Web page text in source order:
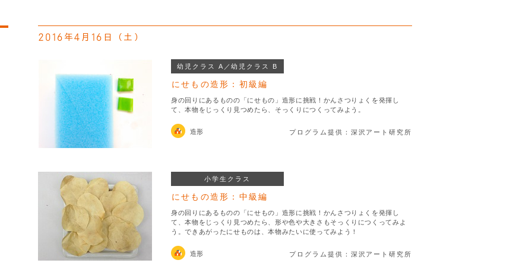
2016年4月16日（土）
にせもの造形：初級編
幼児クラス A／幼児クラス B
身の回りにあるものの「にせもの」造形に挑戦！かんさつりょくを発揮し
て、本物をじっくり見つめたら、そっくりにつくってみよう。
造形 プログラム提供：深沢アート研究所
にせもの造形：中級編
小学生クラス
身の回りにあるものの「にせもの」造形に挑戦！かんさつりょくを発揮し
て、本物をじっくり見つめたら、形や色や大きさもそっくりにつくってみよ
う。できあがったにせものは、本物みたいに使ってみよう！
造形 プログラム提供：深沢アート研究所